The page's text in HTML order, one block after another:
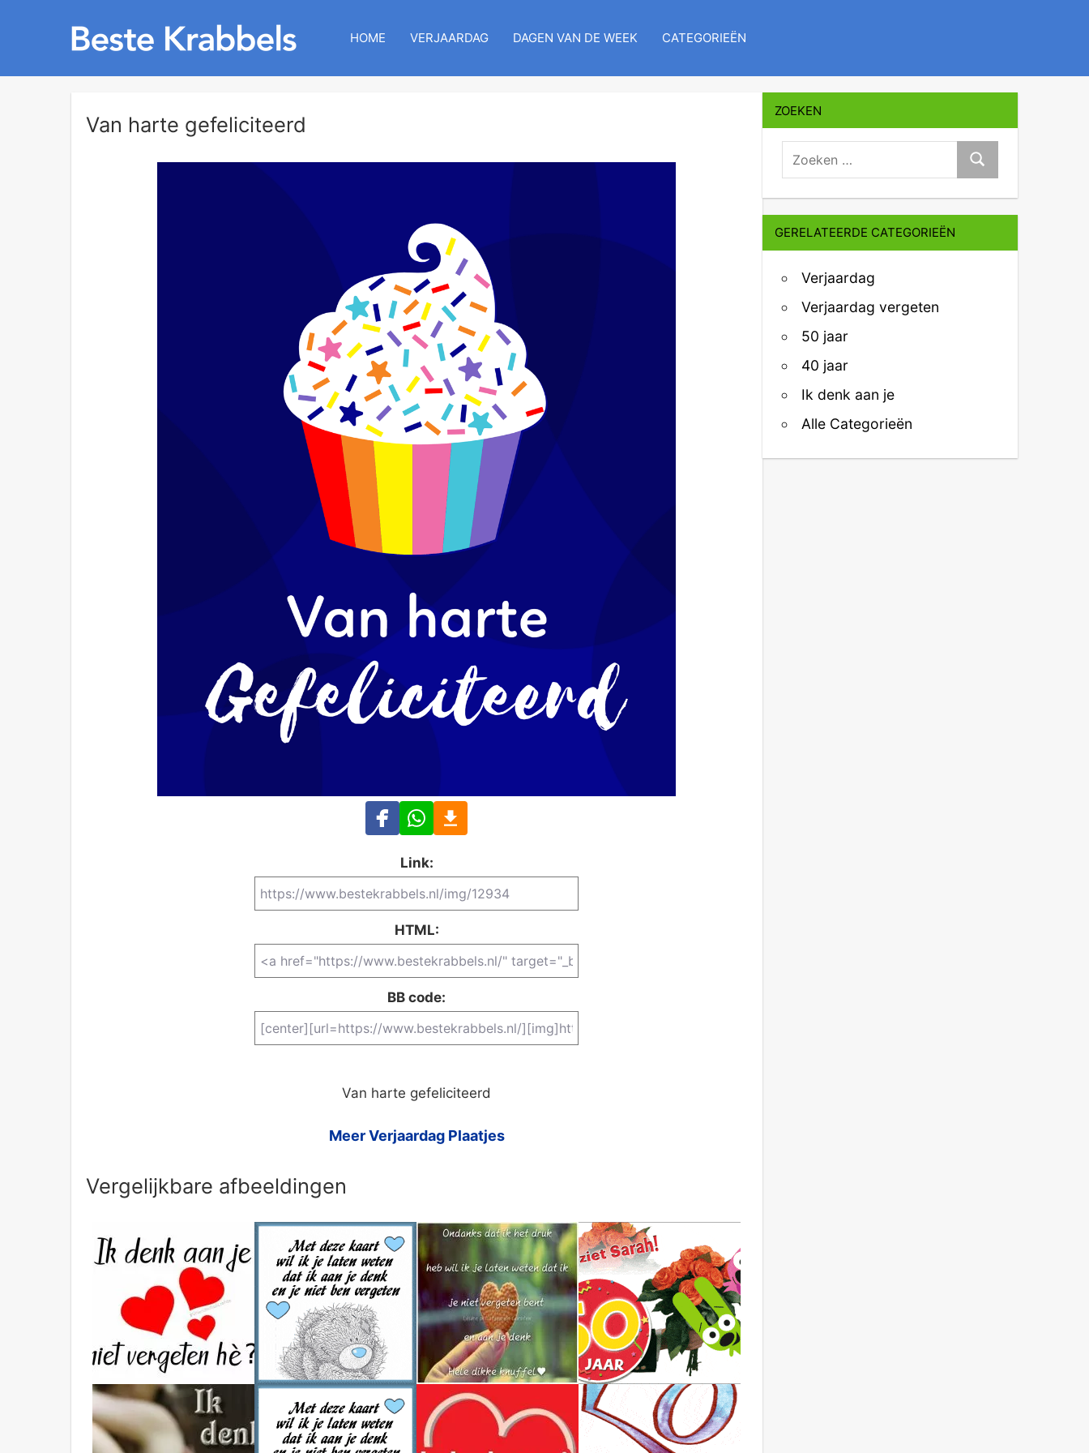
HOME VERJAARDAG DAGEN VAN DE WEEK CATEGORIEËN
Van harte gefeliciteerd
Link:
HTML:
BB code:
Van harte gefeliciteerd
Meer Verjaardag Plaatjes
Vergelijkbare afbeeldingen
ZOEKEN
zoeken:
Zoeken
GERELATEERDE CATEGORIEËN
Verjaardag
Verjaardag vergeten
50 jaar
40 jaar
Ik denk aan je
Alle Categorieën